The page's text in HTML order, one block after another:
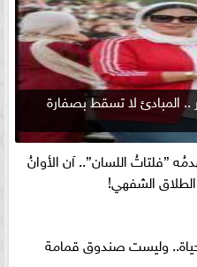
المبادئ لا تسقط بصفارة
”فلتاتُ اللسان”.. آن الأوانُ
الشفهي!
حياة.. وليست صندوق قمامة